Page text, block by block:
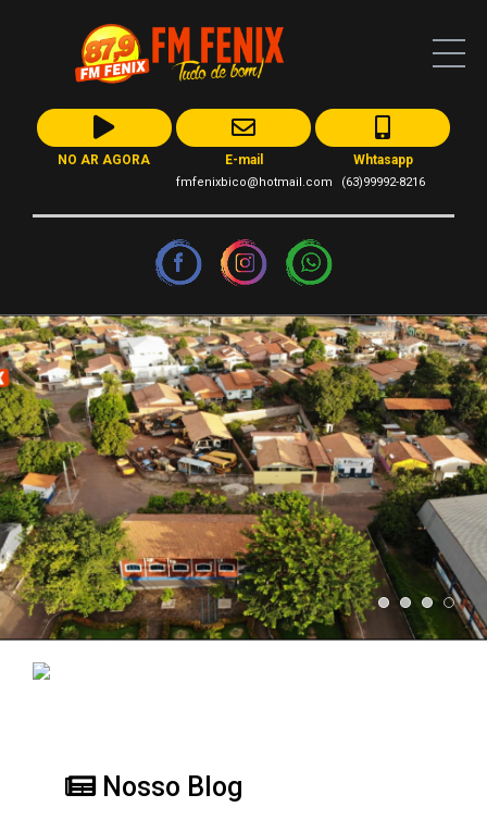
NO AR AGORA E-mail
fmfenixbico@hotmail.com
Whtasapp
(63)99992-8216
Nosso Blog